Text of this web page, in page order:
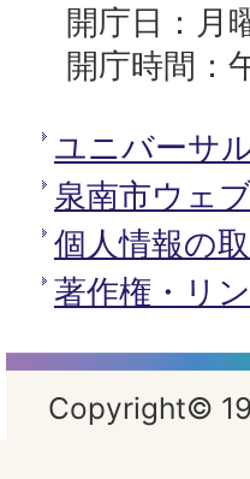
開庁日：月
開庁時間：
ユニバーサ
泉南市ウェ
個人情報の
著作権・リ
Copyright©